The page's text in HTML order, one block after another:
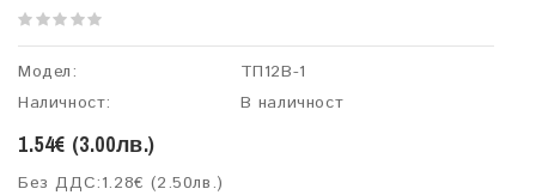
Модел:
ТП12В-1
Наличност:
В наличност
1.54€ (3.00лв.)
Без ДДС:1.28€ (2.50лв.)